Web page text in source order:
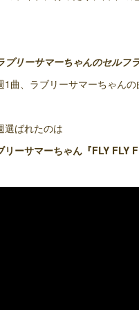
リーサマーちゃんのセルフ
1曲、ラブリーサマーちゃん
選ばれたのは
リーサマーちゃん『FLY FLY